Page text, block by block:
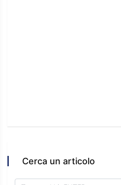
Cerca un articolo